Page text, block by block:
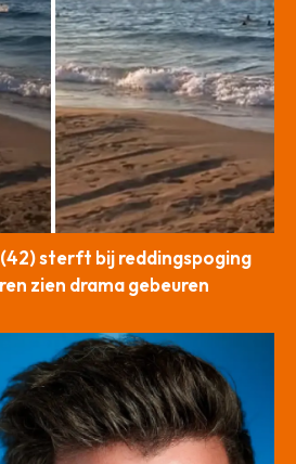
sterft bij reddingspoging
zien drama gebeuren